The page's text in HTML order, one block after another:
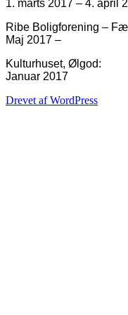
1. marts 2017 – 4. april
Ribe Boligforening –
Maj 2017 –
Kulturhuset, Ølgod:
Januar 2017
Drevet af WordPress